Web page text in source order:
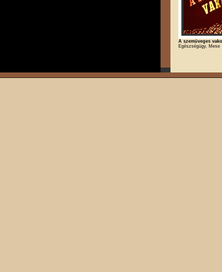
A szemüveges
Egészségügy, Mese